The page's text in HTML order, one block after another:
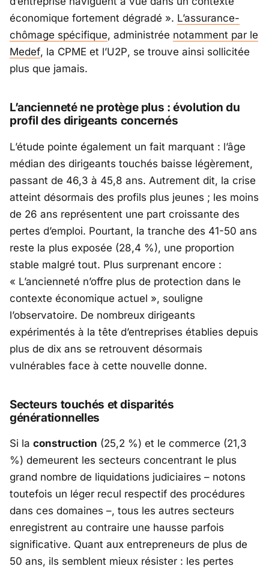
économique fortement dégradé ». L’assurance-
chômage spécifique, administrée notamment par le
Medef, la CPME et l’U2P, se trouve ainsi sollicitée
plus que jamais.
L’ancienneté ne protège plus : évolution du
profil des dirigeants concernés
L’étude pointe également un fait marquant : l’âge
médian des dirigeants touchés baisse légèrement,
passant de 46,3 à 45,8 ans. Autrement dit, la crise
atteint désormais des profils plus jeunes ; les moins
de 26 ans représentent une part croissante des
pertes d’emploi. Pourtant, la tranche des 41-50 ans
reste la plus exposée (28,4 %), une proportion
stable malgré tout. Plus surprenant encore :
« L’ancienneté n’offre plus de protection dans le
contexte économique actuel », souligne
l’observatoire. De nombreux dirigeants
expérimentés à la tête d’entreprises établies depuis
plus de dix ans se retrouvent désormais
vulnérables face à cette nouvelle donne.
Secteurs touchés et disparités
générationnelles
Si la construction (25,2 %) et le commerce (21,3
%) demeurent les secteurs concentrant le plus
grand nombre de liquidations judiciaires – notons
toutefois un léger recul respectif des procédures
dans ces domaines –, tous les autres secteurs
enregistrent au contraire une hausse parfois
significative. Quant aux entrepreneurs de plus de
50 ans, ils semblent mieux résister : les pertes